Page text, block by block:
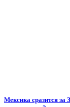
Мексика сразится